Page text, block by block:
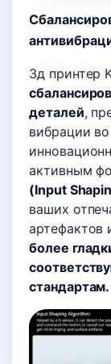
3д принтер
деталей,
вибрации
активным
(Input
ваших
артефактов
более
стандартам.